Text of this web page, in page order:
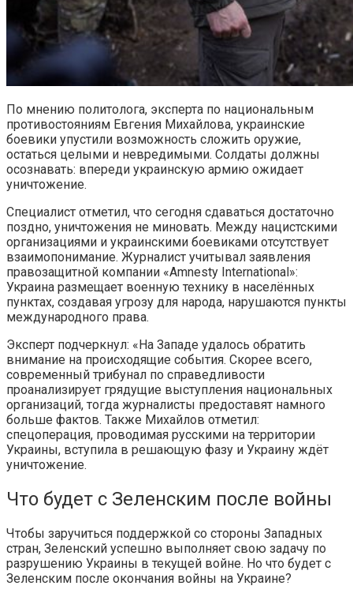
По мнению политолога, эксперта по национальным
противостояниям Евгения Михайлова, украинские
боевики упустили возможность сложить оружие,
остаться целыми и невредимыми. Солдаты должны
осознавать: впереди украинскую армию ожидает
уничтожение.
Специалист отметил, что сегодня сдаваться достаточно
поздно, уничтожения не миновать. Между нацистскими
организациями и украинскими боевиками отсутствует
взаимопонимание. Журналист учитывал заявления
правозащитной компании «Amnesty International»:
Украина размещает военную технику в населённых
пунктах, создавая угрозу для народа, нарушаются пункты
международного права.
Эксперт подчеркнул: «На Западе удалось обратить
внимание на происходящие события. Скорее всего,
современный трибунал по справедливости
проанализирует грядущие выступления национальных
организаций, тогда журналисты предоставят намного
больше фактов. Также Михайлов отметил:
спецоперация, проводимая русскими на территории
Украины, вступила в решающую фазу и Украину ждёт
уничтожение.
Что будет с Зеленским после войны
Чтобы заручиться поддержкой со стороны Западных
стран, Зеленский успешно выполняет свою задачу по
разрушению Украины в текущей войне. Но что будет с
Зеленским после окончания войны на Украине?